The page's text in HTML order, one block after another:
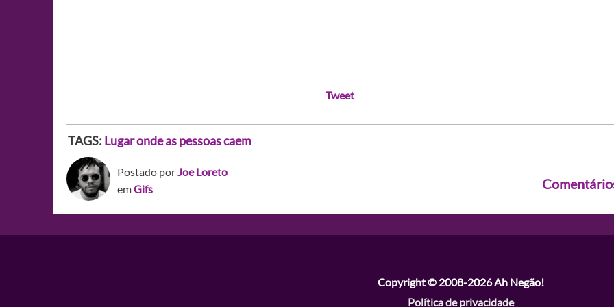
Tweet
TAGS: Lugar onde as pessoas caem
Postado porJoe Loreto
emGifs
Copyright © 2008-2026Ah Negão!
Política de privacidade